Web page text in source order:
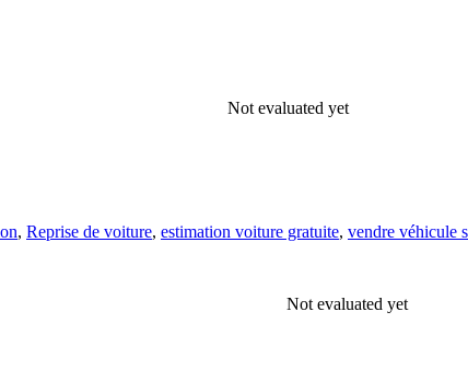
Not evaluated yet
, Reprise de voiture, estimation voiture gratuite, vendre véhicule
Not evaluated yet